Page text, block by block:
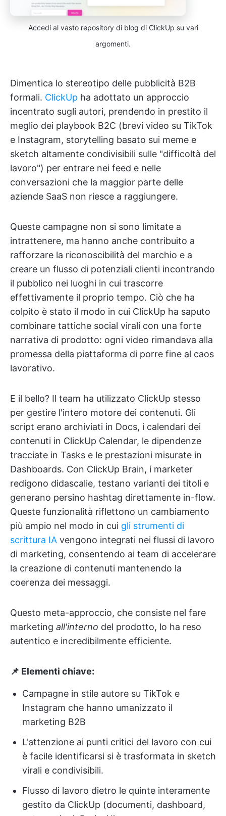
Accedi al vasto repository di blog di ClickUp su vari
argomenti.
Dimentica lo stereotipo delle pubblicità B2B
formali. ClickUp ha adottato un approccio
incentrato sugli autori, prendendo in prestito il
meglio dei playbook B2C (brevi video su TikTok
e Instagram, storytelling basato sui meme e
sketch altamente condivisibili sulle "difficoltà del
lavoro") per entrare nei feed e nelle
conversazioni che la maggior parte delle
aziende SaaS non riesce a raggiungere.
Queste campagne non si sono limitate a
intrattenere, ma hanno anche contribuito a
rafforzare la riconoscibilità del marchio e a
creare un flusso di potenziali clienti incontrando
il pubblico nei luoghi in cui trascorre
effettivamente il proprio tempo. Ciò che ha
colpito è stato il modo in cui ClickUp ha saputo
combinare tattiche social virali con una forte
narrativa di prodotto: ogni video rimandava alla
promessa della piattaforma di porre fine al caos
lavorativo.
E il bello? Il team ha utilizzato ClickUp stesso
per gestire l'intero motore dei contenuti. Gli
script erano archiviati in Docs, i calendari dei
contenuti in ClickUp Calendar, le dipendenze
tracciate in Tasks e le prestazioni misurate in
Dashboards. Con ClickUp Brain, i marketer
redigono didascalie, testano varianti dei titoli e
generano persino hashtag direttamente in-flow.
Queste funzionalità riflettono un cambiamento
più ampio nel modo in cui gli strumenti di
scrittura IA vengono integrati nei flussi di lavoro
di marketing, consentendo ai team di accelerare
la creazione di contenuti mantenendo la
coerenza dei messaggi.
Questo meta-approccio, che consiste nel fare
marketing all'interno del prodotto, lo ha reso
autentico e incredibilmente efficiente.
📌 Elementi chiave:
Campagne in stile autore su TikTok e
Instagram che hanno umanizzato il
marketing B2B
L'attenzione ai punti critici del lavoro con cui
è facile identificarsi si è trasformata in sketch
virali e condivisibili.
Flusso di lavoro dietro le quinte interamente
gestito da ClickUp (documenti, dashboard,